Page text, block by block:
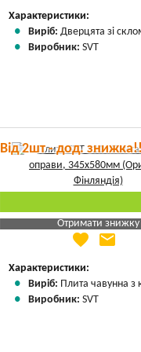
Характеристики:
Виріб: Дверцята зі
Виробник: SVT
Від 2шт - дод.
Отримати знижку
Яка Ваша ціна
favorite email
Характеристики:
Виріб: Плита чавунна
Виробник: SVT